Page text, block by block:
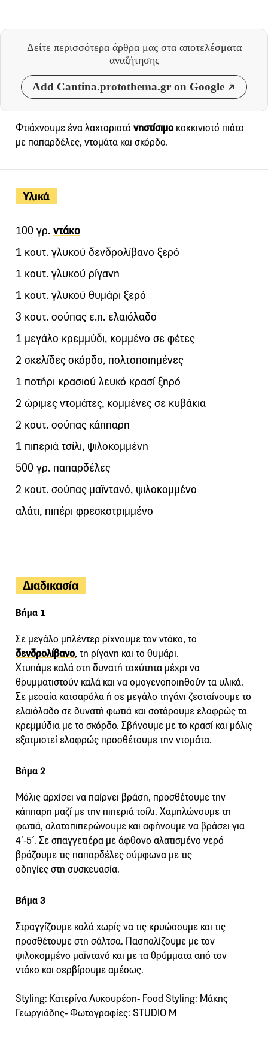
Δείτε περισσότερα άρθρα μας στα αποτελέσματα
αναζήτησης
Add Cantina.protothema.gr on Google
Υλικά
100 γρ. ντάκο
1 κoυτ. γλυκού δενδρολίβανο ξερό
1 κουτ. γλυκού ρίγανη
1 κουτ. γλυκού θυμάρι ξερό
3 κουτ. σούπας ε.π. ελαιόλαδο
1 μεγάλο κρεμμύδι, κομμένο σε φέτες
2 σκελίδες σκόρδο, πολτοποιημένες
1 ποτήρι κρασιού λευκό κρασί ξηρό
2 ώριμες ντομάτες, κομμένες σε κυβάκια
2 κουτ. σούπας κάππαρη
1 πιπεριά τσίλι, ψιλοκομμένη
500 γρ. παπαρδέλες
2 κουτ. σούπας μαϊντανό, ψιλοκομμένο
αλάτι, πιπέρι φρεσκοτριμμένο
Φτιάχνουμε ένα λαχταριστό νηστίσιμο κοκκινιστό πιάτο
με παπαρδέλες, ντομάτα και σκόρδο.
Διαδικασία
Βήμα 1
Σε μεγάλο μπλέντερ ρίχνουμε τον ντάκο, το
δενδρολίβανο, τη ρίγανη και το θυμάρι.
Χτυπάμε καλά στη δυνατή ταχύτητα μέχρι να
θρυμματιστούν καλά και να ομογενοποιηθούν τα υλικά.
Σε μεσαία κατσαρόλα ή σε μεγάλο τηγάνι ζεσταίνουμε το
ελαιόλαδο σε δυνατή φωτιά και σοτάρουμε ελαφρώς τα
κρεμμύδια με το σκόρδο. Σβήνουμε με το κρασί και μόλις
εξατμιστεί ελαφρώς προσθέτουμε την ντομάτα.
Βήμα 2
Μόλις αρχίσει να παίρνει βράση, προσθέτουμε την
κάππαρη μαζί με την πιπεριά τσίλι. Χαμηλώνουμε τη
φωτιά, αλατοπιπερώνουμε και αφήνουμε να βράσει για
4΄-5΄. Σε σπαγγετιέρα με άφθονο αλατισμένο νερό
βράζουμε τις παπαρδέλες σύμφωνα με τις
οδηγίες στη συσκευασία.
Βήμα 3
Στραγγίζουμε καλά χωρίς να τις κρυώσουμε και τις
προσθέτουμε στη σάλτσα. Πασπαλίζουμε με τον
ψιλοκομμένο μαϊντανό και με τα θρύμματα από τον
ντάκο και σερβίρουμε αμέσως.
Styling: Κατερίνα Λυκουρέση- Food Styling: Μάκης
Γεωργιάδης- Φωτογραφίες: STUDIO M